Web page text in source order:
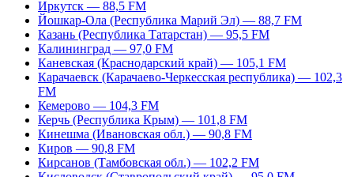
Иркутск — 88,5 FM
Йошкар-Ола (Республика Марий Эл) — 88,7 FM
Казань (Республика Татарстан) — 95,5 FM
Калининград — 97,0 FM
Каневская (Краснодарский край) — 105,1 FM
Карачаевск (Карачаево-Черкесская республика) — 102,3
FM
Кемерово — 104,3 FM
Керчь (Республика Крым) — 101,8 FM
Кинешма (Ивановская обл.) — 90,8 FM
Киров — 90,8 FM
Кирсанов (Тамбовская обл.) — 102,2 FM